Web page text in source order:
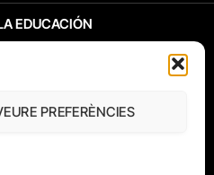
PREFERÈNCIES
EDUCACIÓN